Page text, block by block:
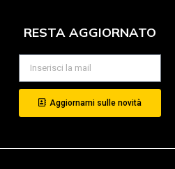
RESTA AGGIORNATO
Aggiornami sulle novità